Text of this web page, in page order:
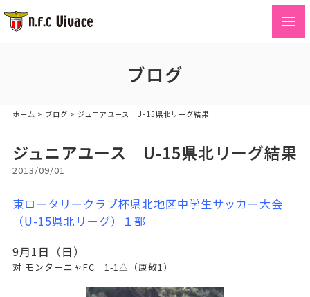
ブログ
ホーム > ブログ > ジュニアユース U-15県北リーグ結果
ジュニアユース U-15県北リーグ結果
2013/09/01
東ロータリークラブ杯県北地区中学生サッカー大会
（U-15県北リーグ）１部
9月1日（日）
対 モンターニャFC 1-1△（康敬1）